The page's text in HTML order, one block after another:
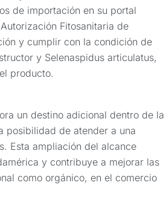
de importación en su portal
Fitosanitaria de
y cumplir con la condición de
y Selenaspidus articulatus,
producto.
un destino adicional dentro de la
posibilidad de atender a una
Esta ampliación del alcance
y contribuye a mejorar las
como orgánico, en el comercio